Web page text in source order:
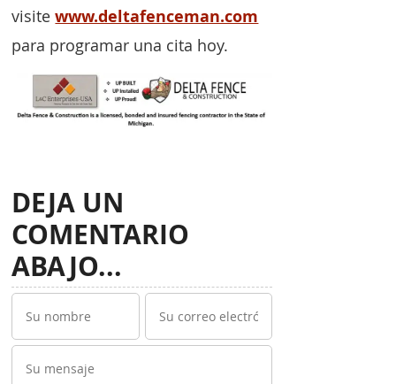
visitewww.deltafenceman.com
para programar una cita hoy.
DEJA UN
COMENTARIO
ABAJO...